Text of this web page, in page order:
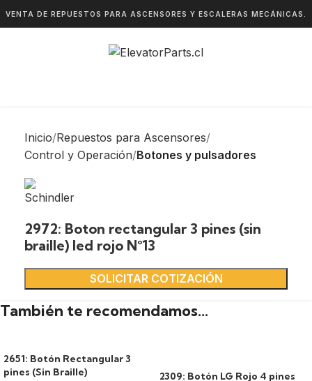
VENTA DE REPUESTOS PARA ASCENSORES Y ESCALERAS MECÁNICAS.
Inicio Repuestos para Ascensores
Control y Operación Botones y pulsadores
2972: Boton rectangular 3 pines (sin
braille) led rojo N°13
SOLICITAR COTIZACIÓN
También te recomendamos…
2651: Botón Rectangular 3
pines (Sin Braille)
2309: Botón LG Rojo 4 pines